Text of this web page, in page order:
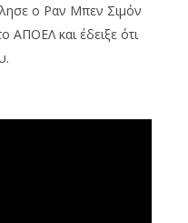
ο Ραν Μπεν Σιμόν
ΑΠΟΕΛ και έδειξε ότι